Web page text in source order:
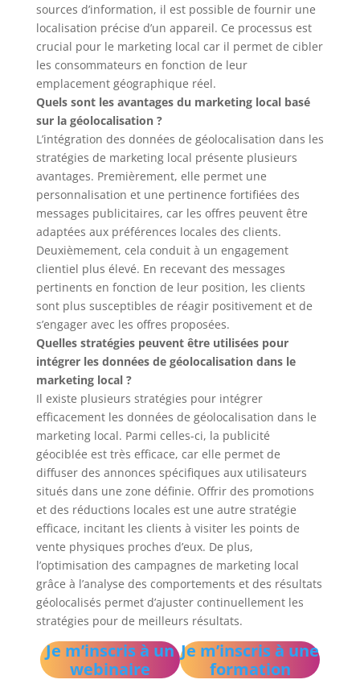
sources d’information, il est possible de fournir une
localisation précise d’un appareil. Ce processus est
crucial pour le marketing local car il permet de cibler
les consommateurs en fonction de leur
emplacement géographique réel.
Quels sont les avantages du marketing local basé
sur la géolocalisation ?
L’intégration des données de géolocalisation dans les
stratégies de marketing local présente plusieurs
avantages. Premièrement, elle permet une
personnalisation et une pertinence fortifiées des
messages publicitaires, car les offres peuvent être
adaptées aux préférences locales des clients.
Deuxièmement, cela conduit à un engagement
clientiel plus élevé. En recevant des messages
pertinents en fonction de leur position, les clients
sont plus susceptibles de réagir positivement et de
s’engager avec les offres proposées.
Quelles stratégies peuvent être utilisées pour
intégrer les données de géolocalisation dans le
marketing local ?
Il existe plusieurs stratégies pour intégrer
efficacement les données de géolocalisation dans le
marketing local. Parmi celles-ci, la publicité
géociblée est très efficace, car elle permet de
diffuser des annonces spécifiques aux utilisateurs
situés dans une zone définie. Offrir des promotions
et des réductions locales est une autre stratégie
efficace, incitant les clients à visiter les points de
vente physiques proches d’eux. De plus,
l’optimisation des campagnes de marketing local
grâce à l’analyse des comportements et des résultats
géolocalisés permet d’ajuster continuellement les
stratégies pour de meilleurs résultats.
Je m’inscris à un
webinaire
Je m’inscris à une
formation